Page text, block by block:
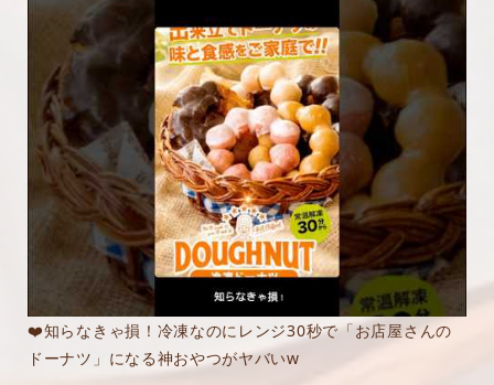
❤️知らなきゃ損！冷凍なのにレンジ30秒で「お店屋さんの
ドーナツ」になる神おやつがヤバいw